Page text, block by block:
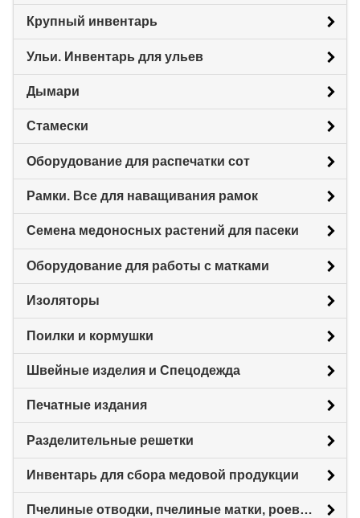
Крупный инвентарь
Ульи. Инвентарь для ульев
Дымари
Стамески
Оборудование для распечатки сот
Рамки. Все для наващивания рамок
Семена медоносных растений для пасеки
Оборудование для работы с матками
Изоляторы
Поилки и кормушки
Швейные изделия и Спецодежда
Печатные издания
Разделительные решетки
Инвентарь для сбора медовой продукции
Пчелиные отводки, пчелиные матки, роевни